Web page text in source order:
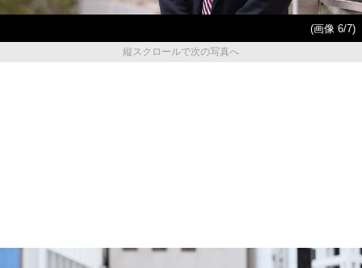
(画像 6/7)
縦スクロールで次の写真へ